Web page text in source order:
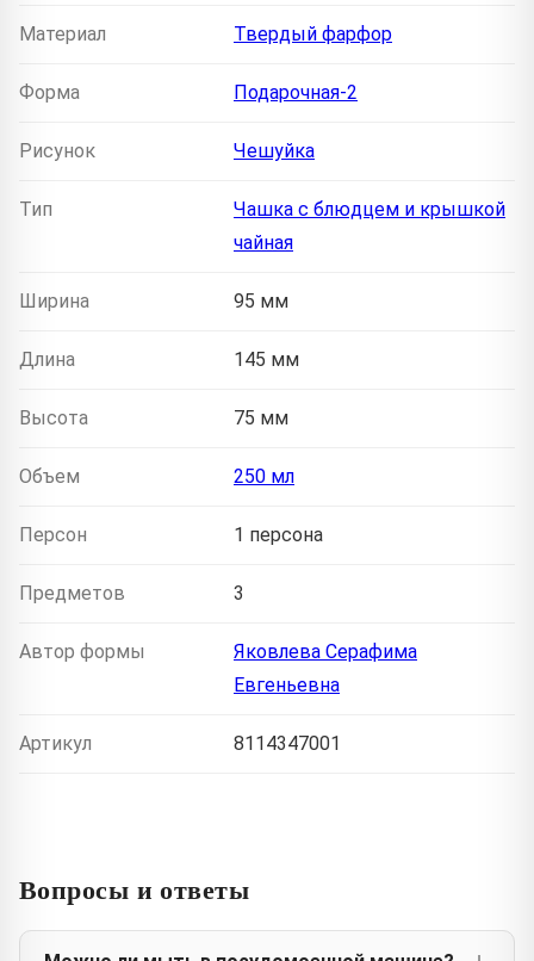
Материал Твердый фарфор
Форма Подарочная-2
Рисунок Чешуйка
Тип
Чашка с блюдцем и крышкой
чайная
Ширина 95 мм
Длина 145 мм
Высота 75 мм
Объем 250 мл
Персон 1 персона
Предметов 3
Автор формы
Яковлева Серафима
Евгеньевна
Артикул 8114347001
Вопросы и ответы